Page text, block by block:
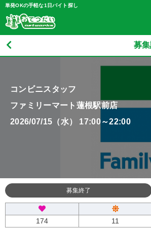
単発OKの手軽な1日バイト探し
募
コンビニスタッフ
ファミリーマート蓮根駅前店
2026/07/15（水） 17:00～22:00
募集終了
174 11